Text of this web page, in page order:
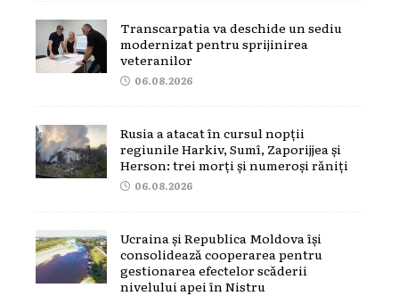
Transcarpatia va deschide un sediu
modernizat pentru sprijinirea
veteranilor
06.08.2026
Rusia a atacat în cursul nopții
regiunile Harkiv, Sumî, Zaporijjea și
Herson: trei morți și numeroși răniți
06.08.2026
Ucraina și Republica Moldova își
consolidează cooperarea pentru
gestionarea efectelor scăderii
nivelului apei în Nistru